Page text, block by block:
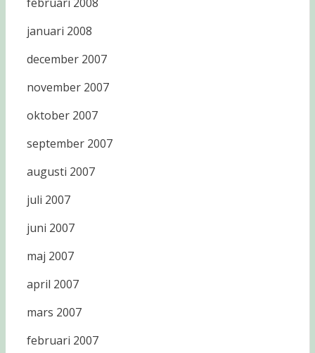
januari 2008
december 2007
november 2007
oktober 2007
september 2007
augusti 2007
juli 2007
juni 2007
maj 2007
april 2007
mars 2007
februari 2007